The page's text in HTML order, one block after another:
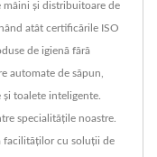
mâini și distribuitoare de
atât certificările ISO
de igienă fără
automate de săpun,
toalete inteligente.
specialitățile noastre.
facilităților cu soluții de